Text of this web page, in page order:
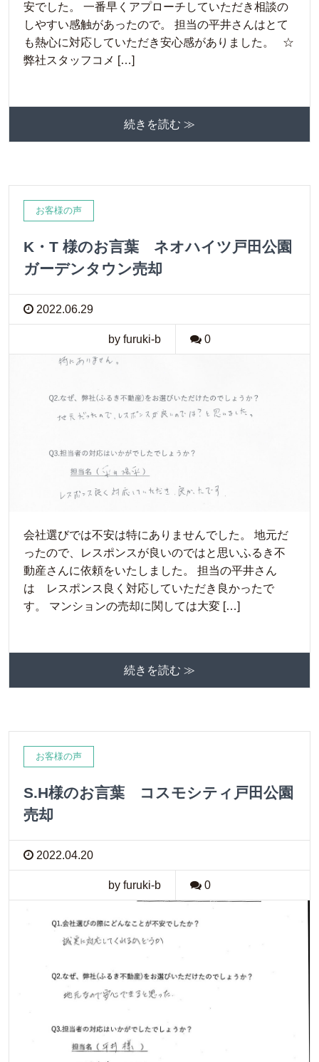
安でした。 一番早くアプローチしていただき相談の
しやすい感触があったので。 担当の平井さんはとて
も熱心に対応していただき安心感がありました。 ☆
弊社スタッフコメ […]
続きを読む ≫
お客様の声
K・T 様のお言葉 ネオハイツ戸田公園
ガーデンタウン売却
2022.06.29
by furuki-b 0
会社選びでは不安は特にありませんでした。 地元だ
ったので、レスポンスが良いのではと思いふるき不
動産さんに依頼をいたしました。 担当の平井さん
は レスポンス良く対応していただき良かったで
す。 マンションの売却に関しては大変 […]
続きを読む ≫
お客様の声
S.H様のお言葉 コスモシティ戸田公園
売却
2022.04.20
by furuki-b 0